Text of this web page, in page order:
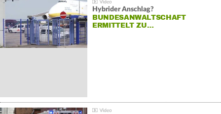
Hybrider Anschlag?
BUNDESANWALTSCHAFT
ERMITTELT ZU…